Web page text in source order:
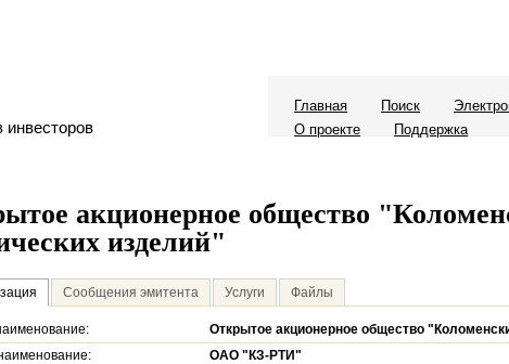
Главная Поиск
О проекте
Поддержка
акционерное общество
изделий"
Сообщения эмитента Услуги Файлы
Открытое акционерное общество
ОАО "КЗ-РТИ"